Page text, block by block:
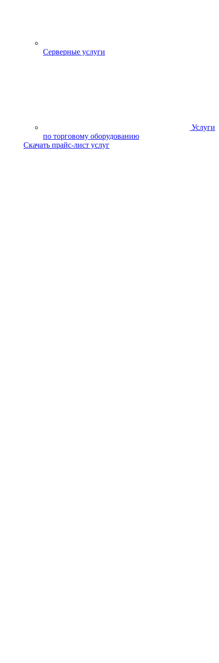
Серверные услуги
Услуги
по торговому оборудованию
Скачать прайс-лист услуг